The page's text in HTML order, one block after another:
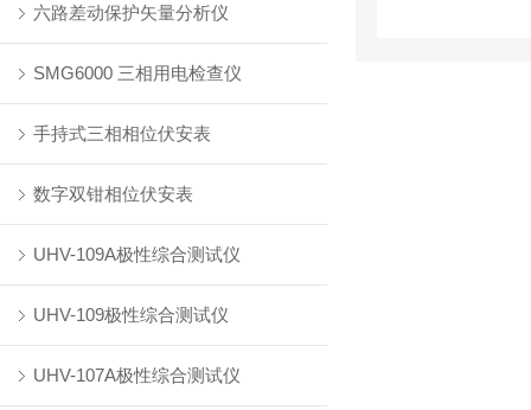
六路差动保护矢量分析仪
SMG6000 三相用电检查仪
手持式三相相位伏安表
数字双钳相位伏安表
UHV-109A极性综合测试仪
UHV-109极性综合测试仪
UHV-107A极性综合测试仪